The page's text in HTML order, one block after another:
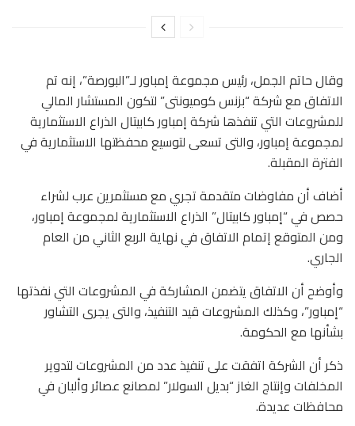
وقال حاتم الجمل، رئيس مجموعة إمباور لـ”البورصة”، إنه تم
الاتفاق مع شركة “بزنس كوميونتى” لتكون المستشار المالي
للمشروعات التي تنفذها شركة إمباور كابيتال الذراع الاستثمارية
لمجموعة إمباور، والتى تسعى لتوسيع محفظتها الاستثمارية في
الفترة المقبلة.
أضاف أن مفاوضات متقدمة تجري مع مستثمرين عرب لشراء
حصص في “إمباور كابيتال” الذراع الاستثمارية لمجموعة إمباور،
ومن المتوقع إتمام الاتفاق في نهاية الربع الثاني من العام
الجاري.
وأوضح أن الاتفاق يتضمن المشاركة في المشروعات التي نفذتها
“إمباور”، وكذلك المشروعات قيد التنفيذ، والتى يجرى التشاور
بشأنها مع الحكومة.
ذكر أن الشركة اتفقت على تنفيذ عدد من المشروعات لتدوير
المخلفات وإنتاج الغاز “بديل السولار” لمصانع عصائر وألبان في
محافظات عديدة.